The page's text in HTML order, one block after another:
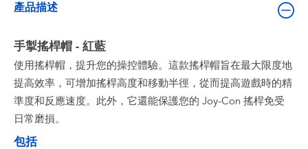
產品描述
手掣搖桿帽 - 紅藍
使用搖桿帽，提升您的操控體驗。這款搖桿帽旨在最大限度地
提高效率，可增加搖桿高度和移動半徑，從而提高遊戲時的精
準度和反應速度。此外，它還能保護您的 Joy-Con 搖桿免受
日常磨損。
包括